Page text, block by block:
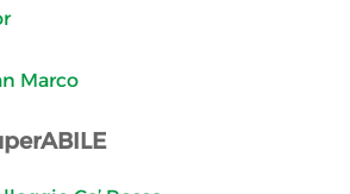
Marco